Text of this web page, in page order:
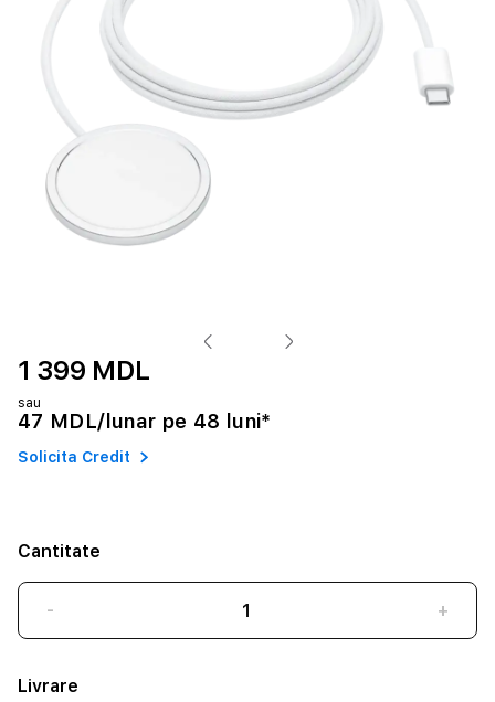
1 399 MDL
sau
47 MDL/lunar pe 48 luni*
Solicita Credit
Cantitate
- +
Livrare